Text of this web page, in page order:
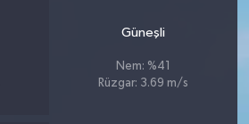
Güneşli
Nem: %41
Rüzgar: 3.69 m/s